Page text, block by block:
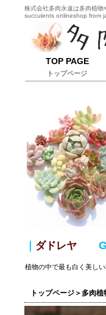
株式会社多肉永遠は多肉植
succulents onlineshop from
ダドレヤ
植物の中で最も白く美
トップページ ＞多肉植
TOP PAGE
トップページ